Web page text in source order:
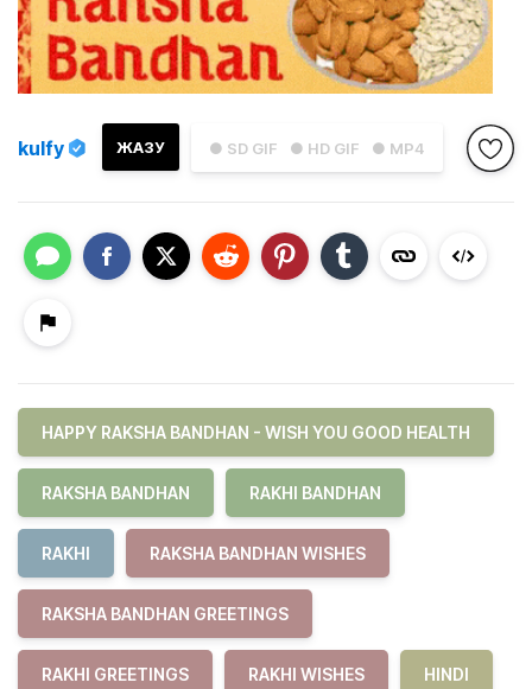
● SD GIF ● HD GIF ● MP4
ЖАЗУ
kulfy
HAPPY RAKSHA BANDHAN - WISH YOU GOOD HEALTH
RAKSHA BANDHAN RAKHI BANDHAN
RAKHI RAKSHA BANDHAN WISHES
RAKSHA BANDHAN GREETINGS
RAKHI GREETINGS RAKHI WISHES HINDI